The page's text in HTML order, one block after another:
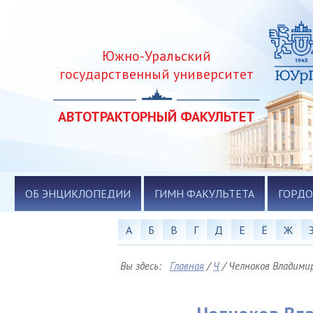
Южно-Уральский
государственный университет
АВТОТРАКТОРНЫЙ ФАКУЛЬТЕТ
ОБ ЭНЦИКЛОПЕДИИ ГИМН ФАКУЛЬТЕТА
А Б В Г Д Е Ё Ж З
Вы здесь: Главная / Ч / Челноков